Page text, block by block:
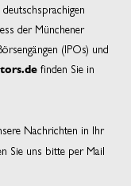
der Münchener
(IPOs) und
finden Sie in
Nachrichten in Ihr
Sie uns bitte per Mail